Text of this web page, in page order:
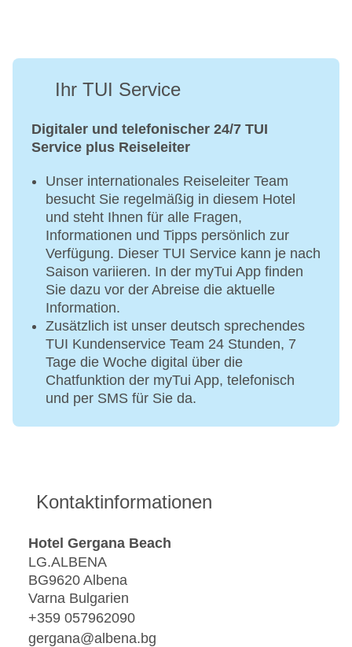
Ihr TUI Service
Digitaler und telefonischer 24/7 TUI
Service plus Reiseleiter
Unser internationales Reiseleiter Team
besucht Sie regelmäßig in diesem Hotel
und steht Ihnen für alle Fragen,
Informationen und Tipps persönlich zur
Verfügung. Dieser TUI Service kann je nach
Saison variieren. In der myTui App finden
Sie dazu vor der Abreise die aktuelle
Information.
Zusätzlich ist unser deutsch sprechendes
TUI Kundenservice Team 24 Stunden, 7
Tage die Woche digital über die
Chatfunktion der myTui App, telefonisch
und per SMS für Sie da.
Kontaktinformationen
Hotel Gergana Beach
LG.ALBENA
BG9620 Albena
Varna Bulgarien
+359 057962090
gergana@albena.bg